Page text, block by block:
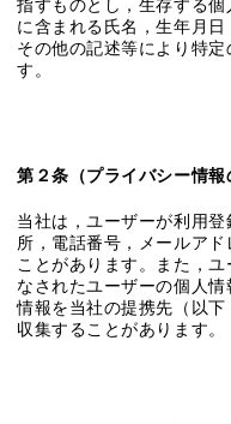
指すものとし，生存する
に含まれる氏名，生年月
その他の記述等により特
す。
第２条（プライバシー情報
当社は，ユーザーが利用
所，電話番号，メールア
ことがあります。また，
なされたユーザーの個人
情報を当社の提携先（以
収集することがあります。